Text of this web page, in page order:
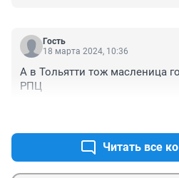
Гость
18 марта 2024, 10:36
А в Тольятти тож масленица
РПЦ
Читать все